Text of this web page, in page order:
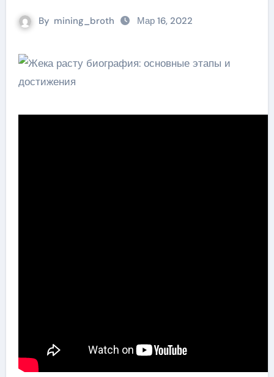
By mining_broth Мар 16, 2022